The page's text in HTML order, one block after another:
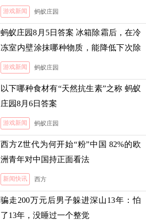
游戏新闻 蚂蚁庄园
蚂蚁庄园8月5日答案 冰箱除霜后，在冷
冻室内壁涂抹哪种物质，能降低下次除
霜的难度
游戏新闻 蚂蚁庄园
以下哪种食材有“天然抗生素”之称 蚂蚁
庄园8月6日答案
游戏新闻 蚂蚁庄园
西方Z世代为何开始“粉”中国 82%的欧
洲青年对中国持正面看法
新闻快讯 西方
骗走200万元后男子躲进深山13年：怕
了13年，没睡过一个整觉